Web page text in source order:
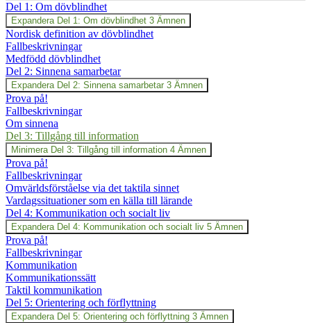
Del 1: Om dövblindhet
Expandera Del 1: Om dövblindhet 3 Ämnen
Nordisk definition av dövblindhet
Fallbeskrivningar
Medfödd dövblindhet
Del 2: Sinnena samarbetar
Expandera Del 2: Sinnena samarbetar 3 Ämnen
Prova på!
Fallbeskrivningar
Om sinnena
Del 3: Tillgång till information
Minimera Del 3: Tillgång till information 4 Ämnen
Prova på!
Fallbeskrivningar
Omvärldsförståelse via det taktila sinnet
Vardagssituationer som en källa till lärande
Del 4: Kommunikation och socialt liv
Expandera Del 4: Kommunikation och socialt liv 5 Ämnen
Prova på!
Fallbeskrivningar
Kommunikation
Kommunikationssätt
Taktil kommunikation
Del 5: Orientering och förflyttning
Expandera Del 5: Orientering och förflyttning 3 Ämnen